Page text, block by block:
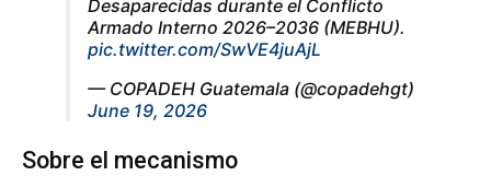
Desaparecidas durante el Conflicto
Armado Interno 2026–2036 (MEBHU).
pic.twitter.com/SwVE4juAjL
— COPADEH Guatemala (@copadehgt)
June 19, 2026
Sobre el mecanismo